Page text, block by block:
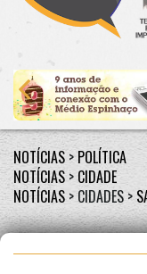
NOTÍCIAS > POLÍTICA
NOTÍCIAS >CIDADE
NOTÍCIAS> CIDADES >